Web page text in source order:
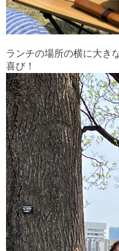
ランチの場所の横に大き
喜び！